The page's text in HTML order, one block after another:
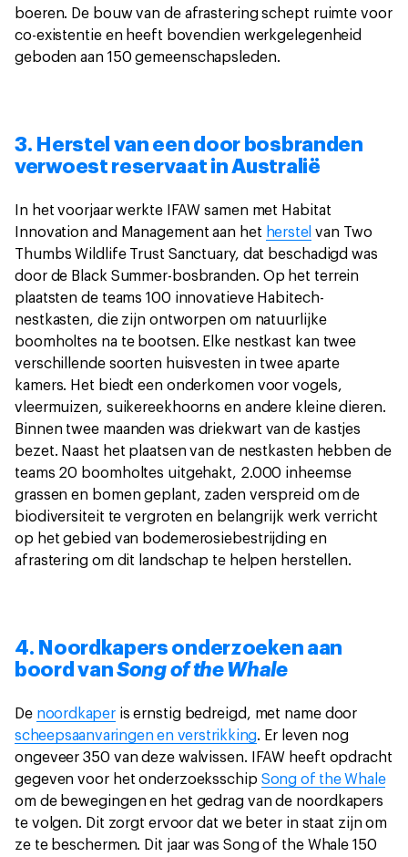
boeren. De bouw van de afrastering schept ruimte voor
co-existentie en heeft bovendien werkgelegenheid
geboden aan 150 gemeenschapsleden.
3. Herstel van een door bosbranden
verwoest reservaat in Australië
In het voorjaar werkte IFAW samen met Habitat
Innovation and Management aan het herstel van Two
Thumbs Wildlife Trust Sanctuary, dat beschadigd was
door de Black Summer-bosbranden. Op het terrein
plaatsten de teams 100 innovatieve Habitech-
nestkasten, die zijn ontworpen om natuurlijke
boomholtes na te bootsen. Elke nestkast kan twee
verschillende soorten huisvesten in twee aparte
kamers. Het biedt een onderkomen voor vogels,
vleermuizen, suikereekhoorns en andere kleine dieren.
Binnen twee maanden was driekwart van de kastjes
bezet. Naast het plaatsen van de nestkasten hebben de
teams 20 boomholtes uitgehakt, 2.000 inheemse
grassen en bomen geplant, zaden verspreid om de
biodiversiteit te vergroten en belangrijk werk verricht
op het gebied van bodemerosiebestrijding en
afrastering om dit landschap te helpen herstellen.
4. Noordkapers onderzoeken aan
boord vanSong of the Whale
De noordkaperis ernstig bedreigd, met name door
scheepsaanvaringen en verstrikking. Er leven nog
ongeveer 350 van deze walvissen. IFAW heeft opdracht
gegeven voor het onderzoeksschip Song of the Whale
om de bewegingen en het gedrag van de noordkapers
te volgen. Dit zorgt ervoor dat we beter in staat zijn om
ze te beschermen. Dit jaar was Song of the Whale 150